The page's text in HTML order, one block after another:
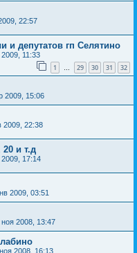
22:57
и депутатов гп Селятино
2009, 11:33
1 … 29 30 31 32
2009, 15:06
2009, 22:38
и т.д
17:14
2009, 03:51
ноя 2008, 13:47
2008, 16:13